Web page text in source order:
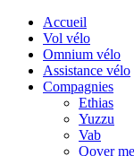
Accueil
Vol vélo
Omnium vélo
Assistance vélo
Compagnies
Ethias
Yuzzu
Vab
Qover me